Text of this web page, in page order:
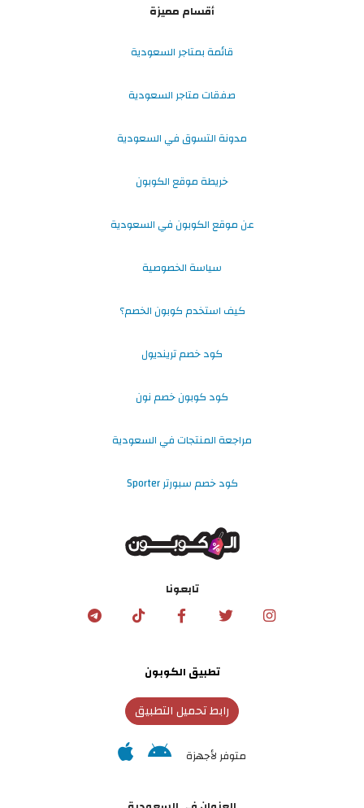
أقسام مميزة
قائمة بمتاجر السعودية
صفقات متاجر السعودية
مدونة التسوق في السعودية
خريطة موقع الكوبون
عن موقع الكوبون في السعودية
سياسة الخصوصية
كيف استخدم كوبون الخصم؟
كود خصم ترينديول
كود كوبون خصم نون
مراجعة المنتجات في السعودية
كود خصم سبورتر Sporter
تابعونا
تطبيق الكوبون
رابط تحميل التطبيق
متوفر لأجهزة